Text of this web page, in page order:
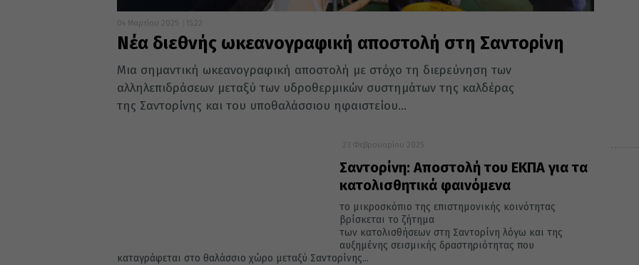
04 Μαρτίου 2025 15:22
Νέα διεθνής ωκεανογραφική αποστολή στη Σαντορίνη
Μια σημαντική ωκεανογραφική αποστολή με στόχο τη διερεύνηση των
αλληλεπιδράσεων μεταξύ των υδροθερμικών συστημάτων της καλδέρας
της Σαντορίνης και του υποθαλάσσιου ηφαιστείου...
23 Φεβρουαρίου 2025
Σαντορίνη: Αποστολή του ΕΚΠΑ για τα
κατολισθητικά φαινόμενα
το μικροσκόπιο της επιστημονικής κοινότητας
βρίσκεται το ζήτημα
των κατολισθήσεων στη Σαντορίνη λόγω και της
αυξημένης σεισμικής δραστηριότητας που
καταγράφεται στο θαλάσσιο χώρο μεταξύ Σαντορίνης...